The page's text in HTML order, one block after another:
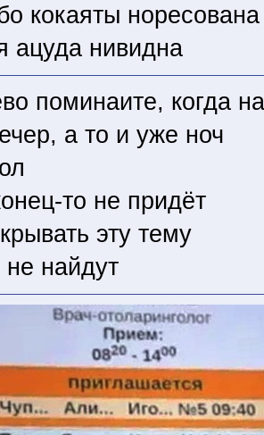
кокаяты
ацуда нивидна
поминаите, когда
а то и уже ноч
то не придёт
эту тему
найдут